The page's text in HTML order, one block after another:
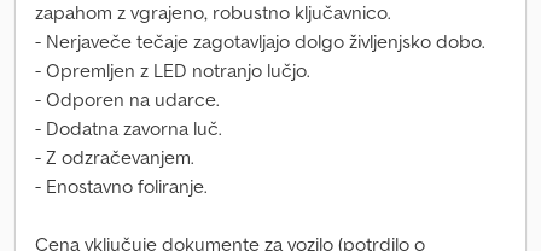
zapahom z vgrajeno, robustno ključavnico.
- Nerjaveče tečaje zagotavljajo dolgo življenjsko dobo.
- Opremljen z LED notranjo lučjo.
- Odporen na udarce.
- Dodatna zavorna luč.
- Z odzračevanjem.
- Enostavno foliranje.
Cena vključuje dokumente za vozilo (potrdilo o